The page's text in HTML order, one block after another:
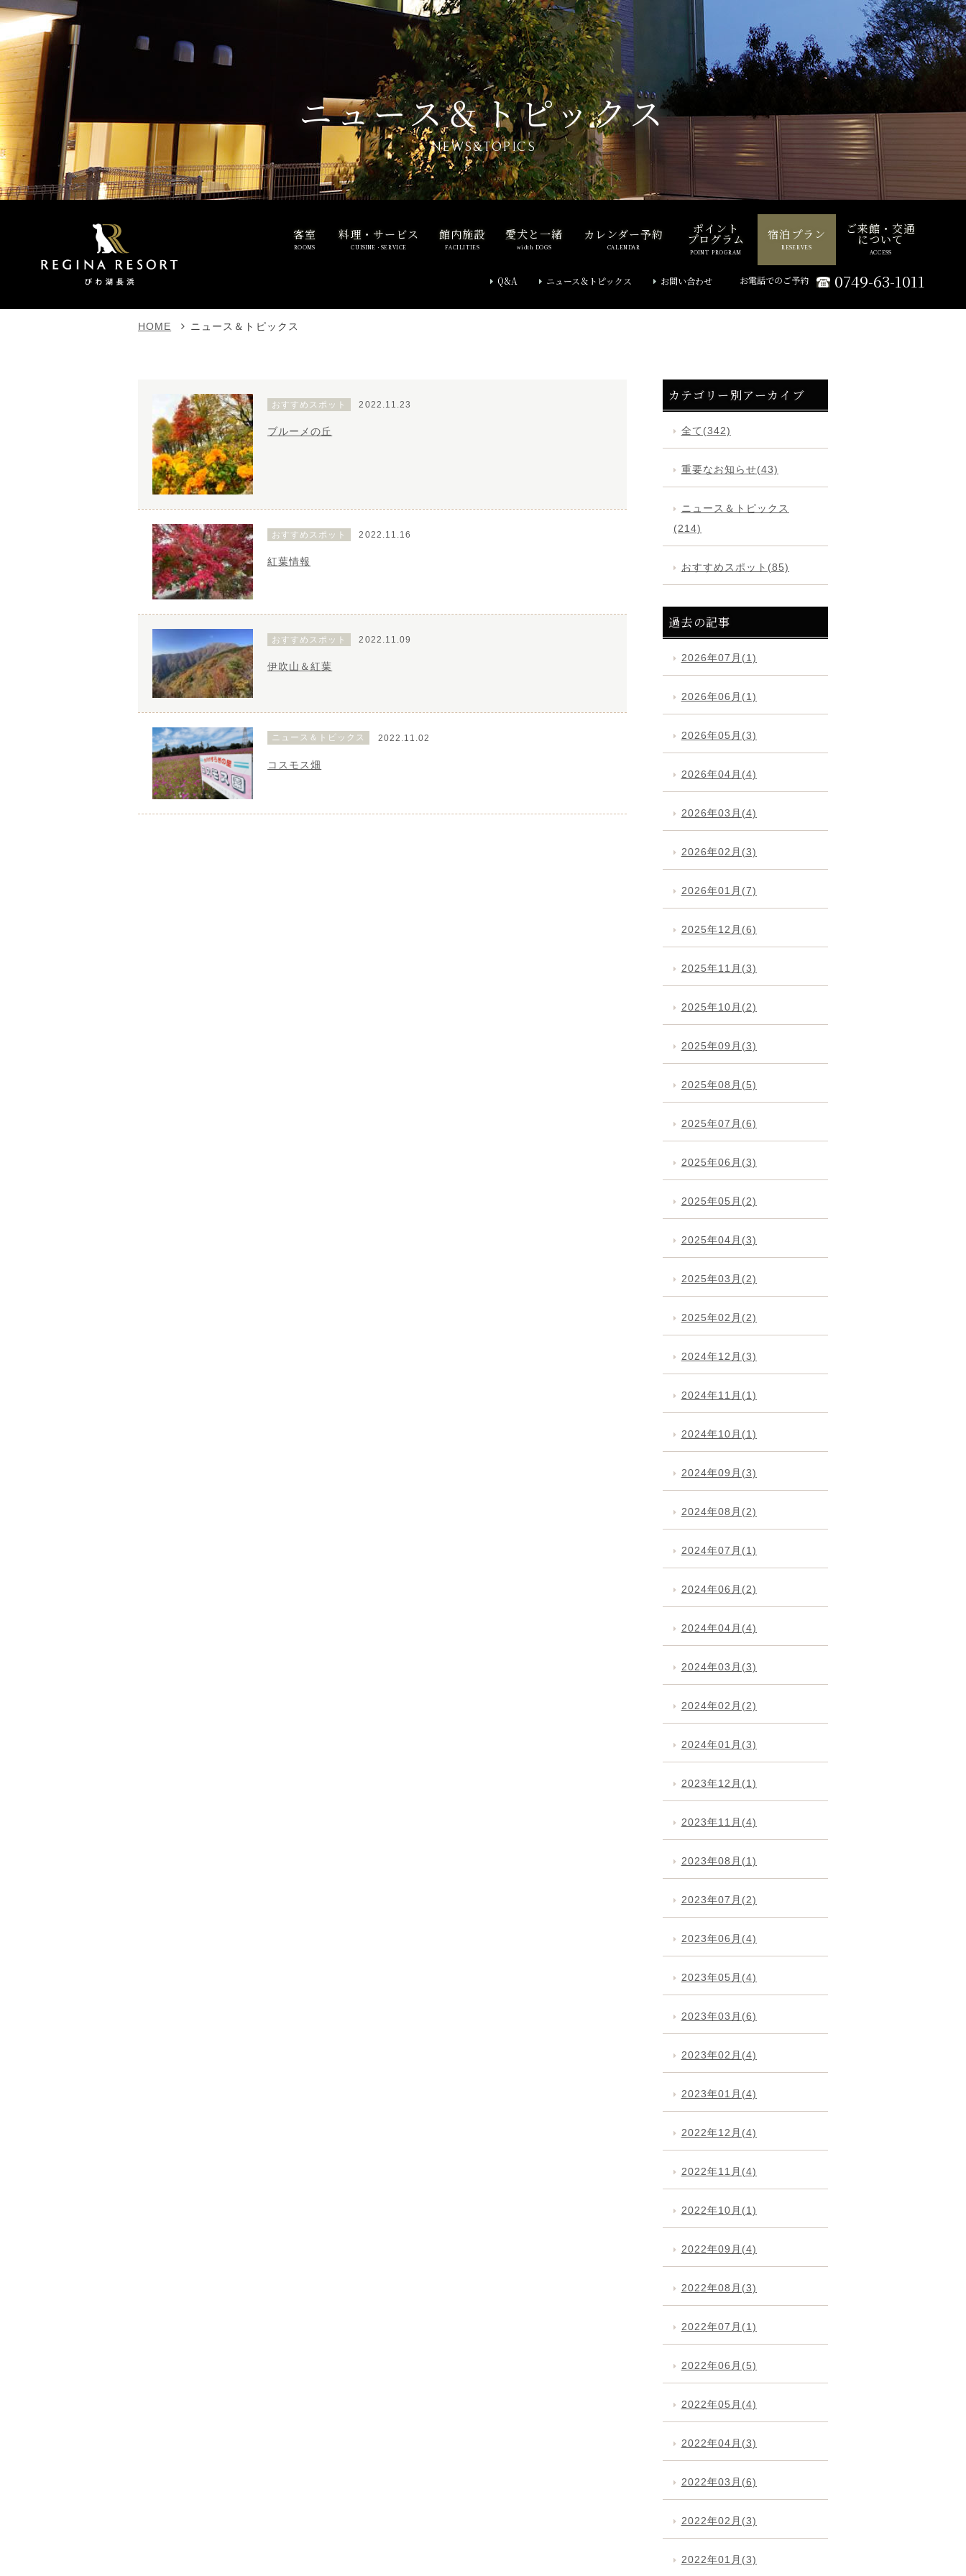
ニュース＆トピックス
NEWS&TOPICS
客室
ROOMS
料理・サービス
CUISINE・SERVICE
館内施設
FACILITIES
愛犬と一緒
width DOGS
カレンダー予約
CALENDAR
ポイント
プログラム
POINT PROGRAM
宿泊プラン
RESERVES
ご来館・交通
について
ACCESS
Q&A ニュース＆トピックス お問い合わせ お電話でのご予約 0749-63-1011
HOME ニュース＆トピックス
おすすめスポット 2022.11.23
ブルーメの丘
おすすめスポット 2022.11.16
紅葉情報
おすすめスポット 2022.11.09
伊吹山＆紅葉
ニュース＆トピックス 2022.11.02
コスモス畑
カテゴリー別アーカイブ
全て(342)
重要なお知らせ(43)
ニュース＆トピックス
(214)
おすすめスポット(85)
過去の記事
2026年07月(1)
2026年06月(1)
2026年05月(3)
2026年04月(4)
2026年03月(4)
2026年02月(3)
2026年01月(7)
2025年12月(6)
2025年11月(3)
2025年10月(2)
2025年09月(3)
2025年08月(5)
2025年07月(6)
2025年06月(3)
2025年05月(2)
2025年04月(3)
2025年03月(2)
2025年02月(2)
2024年12月(3)
2024年11月(1)
2024年10月(1)
2024年09月(3)
2024年08月(2)
2024年07月(1)
2024年06月(2)
2024年04月(4)
2024年03月(3)
2024年02月(2)
2024年01月(3)
2023年12月(1)
2023年11月(4)
2023年08月(1)
2023年07月(2)
2023年06月(4)
2023年05月(4)
2023年03月(6)
2023年02月(4)
2023年01月(4)
2022年12月(4)
2022年11月(4)
2022年10月(1)
2022年09月(4)
2022年08月(3)
2022年07月(1)
2022年06月(5)
2022年05月(4)
2022年04月(3)
2022年03月(6)
2022年02月(3)
2022年01月(3)